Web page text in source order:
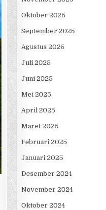
Oktober 2025
September 2025
Agustus 2025
Juli 2025
Juni 2025
Mei 2025
April 2025
Maret 2025
Februari 2025
Januari 2025
Desember 2024
November 2024
Oktober 2024